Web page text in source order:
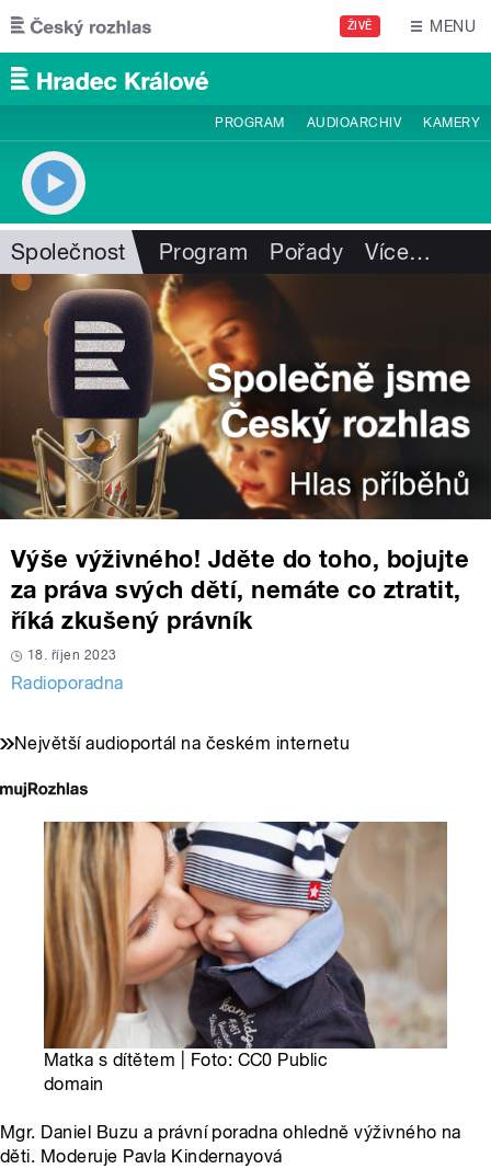
Přejít k hlavnímu obsahu
ŽIVĚ MENU
PROGRAM AUDIOARCHIV KAMERY
Společnost Program Pořady Více…
Výše výživného! Jděte do toho, bojujte
za práva svých dětí, nemáte co ztratit,
říká zkušený právník
18. říjen 2023
Radioporadna
Největší audioportál na českém internetu
Matka s dítětem | Foto: CC0 Public
domain
Mgr. Daniel Buzu a právní poradna ohledně výživného na
děti. Moderuje Pavla Kindernayová